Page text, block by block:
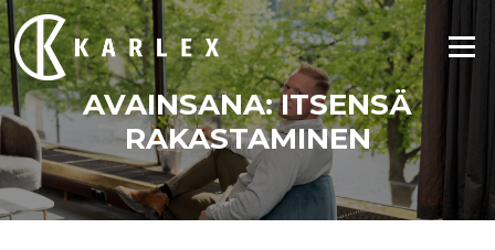
Siirry
suoraan
sisältöön
Valikko
AVAINSANA:ITSENSÄ
RAKASTAMINEN